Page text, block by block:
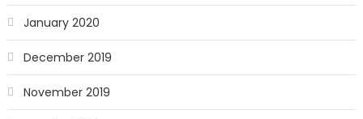
January 2020
December 2019
November 2019